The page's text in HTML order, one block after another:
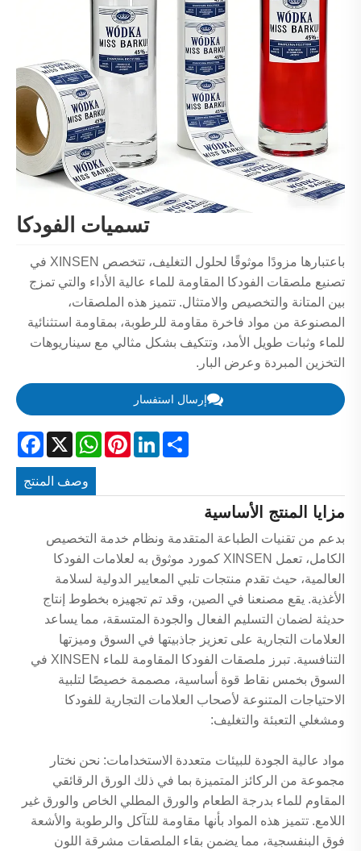
تسميات الفودكا
باعتبارها مزودًا موثوقًا لحلول التغليف، تتخصص XINSEN في
تصنيع ملصقات الفودكا المقاومة للماء عالية الأداء والتي تمزج
بين المتانة والتخصيص والامتثال. تتميز هذه الملصقات،
المصنوعة من مواد فاخرة مقاومة للرطوبة، بمقاومة استثنائية
للماء وثبات طويل الأمد، وتتكيف بشكل مثالي مع سيناريوهات
التخزين المبردة وعرض البار.
إرسال استفسار
X
WhatsAppPinterestLinkedInShare
وصف المنتج
مزايا المنتج الأساسية
بدعم من تقنيات الطباعة المتقدمة ونظام خدمة التخصيص
الكامل، تعمل XINSEN كمورد موثوق به لعلامات الفودكا
العالمية، حيث تقدم منتجات تلبي المعايير الدولية لسلامة
الأغذية. يقع مصنعنا في الصين، وقد تم تجهيزه بخطوط إنتاج
حديثة لضمان التسليم الفعال والجودة المتسقة، مما يساعد
العلامات التجارية على تعزيز جاذبيتها في السوق وميزتها
التنافسية. تبرز ملصقات الفودكا المقاومة للماء XINSEN في
السوق بخمس نقاط قوة أساسية، مصممة خصيصًا لتلبية
الاحتياجات المتنوعة لأصحاب العلامات التجارية للفودكا
ومشغلي التعبئة والتغليف:
مواد عالية الجودة للبيئات متعددة الاستخدامات: نحن نختار
مجموعة من الركائز المتميزة بما في ذلك الورق الرقائقي
المقاوم للماء بدرجة الطعام والورق المطلي الخاص والورق غير
اللامع. تتميز هذه المواد بأنها مقاومة للتآكل والرطوبة والأشعة
فوق البنفسجية، مما يضمن بقاء الملصقات مشرقة اللون